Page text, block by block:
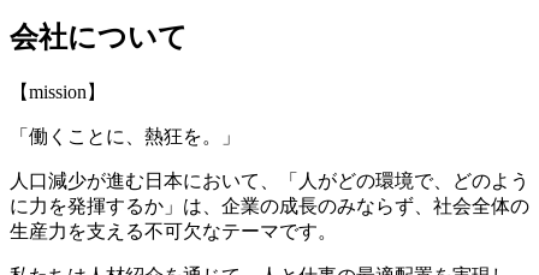
会社について
【mission】
「働くことに、熱狂を。」
人口減少が進む日本において、「人がどの環境で、どのよう
に力を発揮するか」は、企業の成長のみならず、社会全体の
生産力を支える不可欠なテーマです。